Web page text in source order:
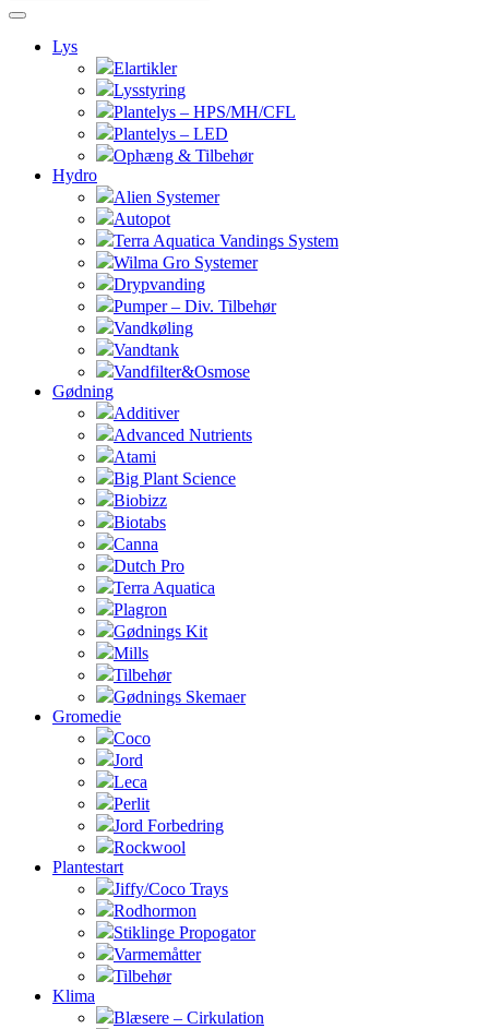
Lys
Elartikler
Lysstyring
Plantelys – HPS/MH/CFL
Plantelys – LED
Ophæng & Tilbehør
Hydro
Alien Systemer
Autopot
Terra Aquatica Vandings System
Wilma Gro Systemer
Drypvanding
Pumper – Div. Tilbehør
Vandkøling
Vandtank
Vandfilter&Osmose
Gødning
Additiver
Advanced Nutrients
Atami
Big Plant Science
Biobizz
Biotabs
Canna
Dutch Pro
Terra Aquatica
Plagron
Gødnings Kit
Mills
Tilbehør
Gødnings Skemaer
Gromedie
Coco
Jord
Leca
Perlit
Jord Forbedring
Rockwool
Plantestart
Jiffy/Coco Trays
Rodhormon
Stiklinge Propogator
Varmemåtter
Tilbehør
Klima
Blæsere – Cirkulation